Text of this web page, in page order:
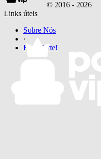
© 2016 - 2026
Links úteis
Sobre Nós
·
Faça Parte!